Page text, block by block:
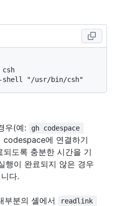
우(예:
gh codespace
codespace에 연결하기
도록 충분한 시간을 기
행이 완료되지 않은 경우
다.
부분의 셸에서
readlink